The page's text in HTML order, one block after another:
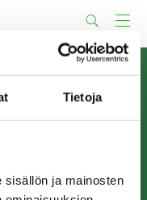
Tietoja
sisällön ja mainosten
joka